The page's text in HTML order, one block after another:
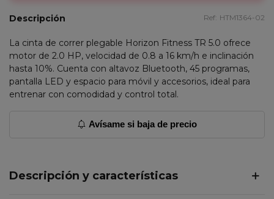
Descripción Ref: HTM1364-02
La cinta de correr plegable Horizon Fitness TR 5.0 ofrece
motor de 2.0 HP, velocidad de 0.8 a 16 km/h e inclinación
hasta 10%. Cuenta con altavoz Bluetooth, 45 programas,
pantalla LED y espacio para móvil y accesorios, ideal para
entrenar con comodidad y control total.
Avísame si baja de precio
Descripción y características